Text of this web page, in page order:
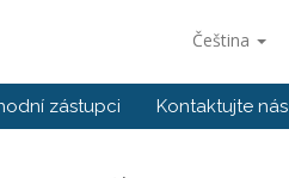
Čeština
zástupci Kontaktujte nás